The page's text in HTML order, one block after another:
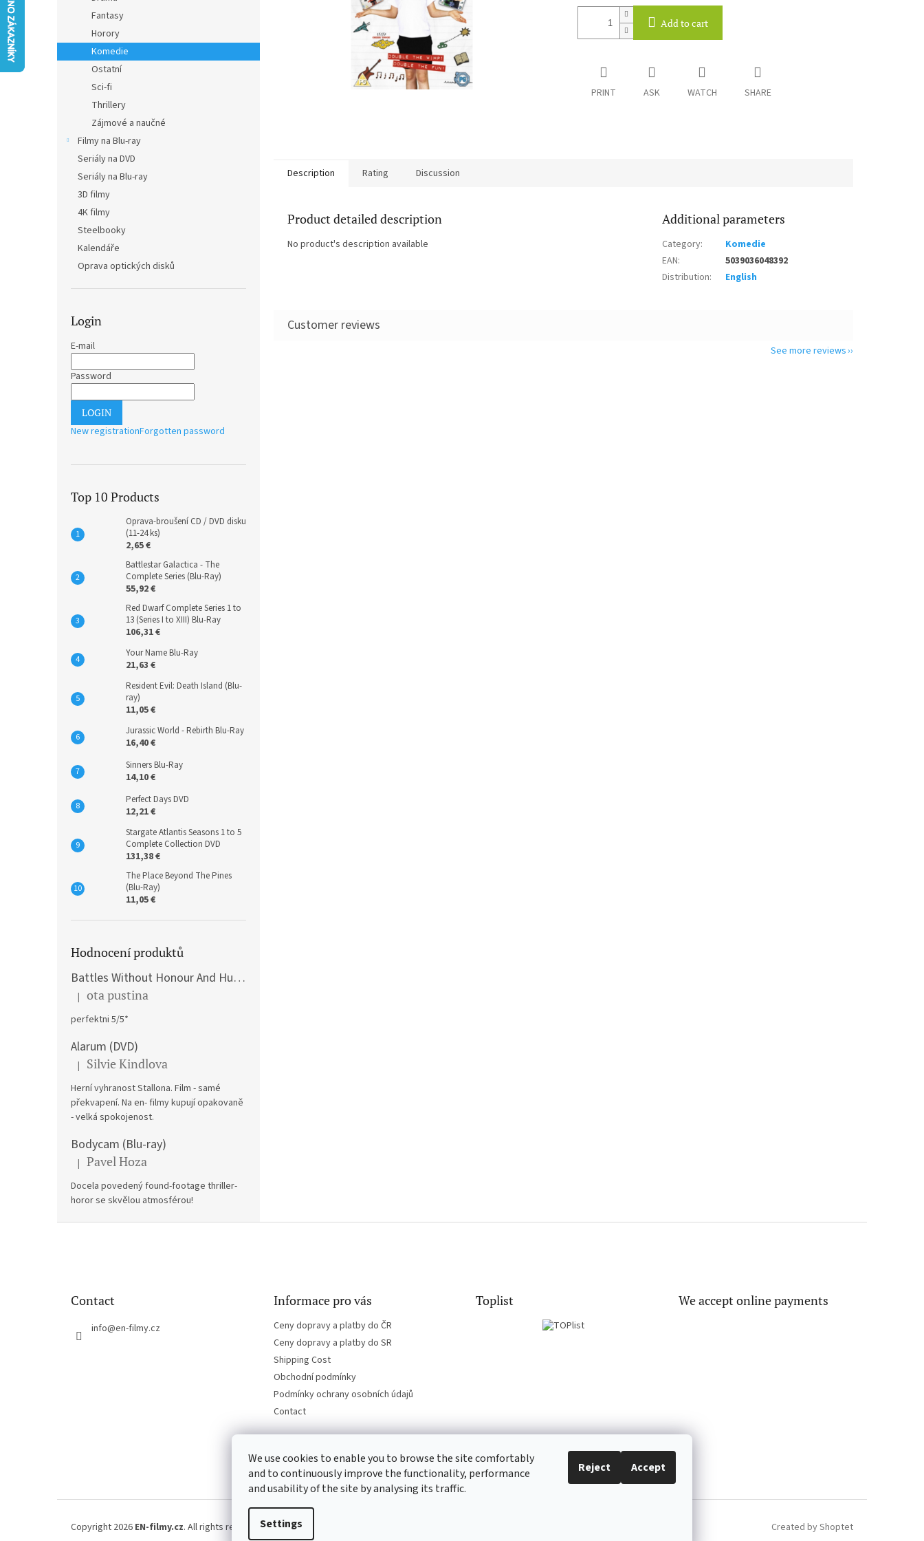
We use cookies to enable you to browse the site comfortably
and to continuously improve the functionality, performance
and usability of the site by analysing its traffic.
Settings
Reject Accept
Fantasy
Horory
Komedie
Ostatní
Sci-fi
Thrillery
Zájmové a naučné
Filmy na Blu-ray
Seriály na DVD
Seriály na Blu-ray
3D filmy
4K filmy
Steelbooky
Kalendáře
Oprava optických disků
Login
E-mail
Password
LOGIN
New registrationForgotten password
Top 10 Products
Oprava-broušení CD / DVD disku
(11-24 ks)
2,65 €
Battlestar Galactica - The
Complete Series (Blu-Ray)
55,92 €
Red Dwarf Complete Series 1 to
13 (Series I to XIII) Blu-Ray
106,31 €
Your Name Blu-Ray
21,63 €
Resident Evil: Death Island (Blu-
ray)
11,05 €
Jurassic World - Rebirth Blu-Ray
16,40 €
Sinners Blu-Ray
14,10 €
Perfect Days DVD
12,21 €
Stargate Atlantis Seasons 1 to 5
Complete Collection DVD
131,38 €
The Place Beyond The Pines
(Blu-Ray)
11,05 €
Hodnocení produktů
Battles Without Honour And Humanity / Yakuza Graveyad / Street Mobster DVD
The product rating is 5 out of 5 stars.
| ota pustina
perfektni 5/5*
Alarum (DVD)
The product rating is 5 out of 5 stars.
| Silvie Kindlova
Herní vyhranost Stallona. Film - samé
překvapení. Na en- filmy kupují opakovaně
- velká spokojenost.
Bodycam (Blu-ray)
The product rating is 5 out of 5 stars.
| Pavel Hoza
Docela povedený found-footage thriller-
horor se skvělou atmosférou!
Add to cart
PRINT ASK WATCH SHARE
Description Rating Discussion
Product detailed description
No product's description available
Additional parameters
Category:
Komedie
EAN:
5039036048392
Distribution: English
See more reviews
Contact
info@en-filmy.cz
Informace pro vás
Ceny dopravy a platby do ČR
Ceny dopravy a platby do SR
Shipping Cost
Obchodní podmínky
Podmínky ochrany osobních údajů
Contact
Toplist We accept online payments
CD-Soundtrack.cz CD-hudba.cz
Created by Shoptet
Copyright 2026 EN-filmy.cz. All rights reserved.Edit cookie settings